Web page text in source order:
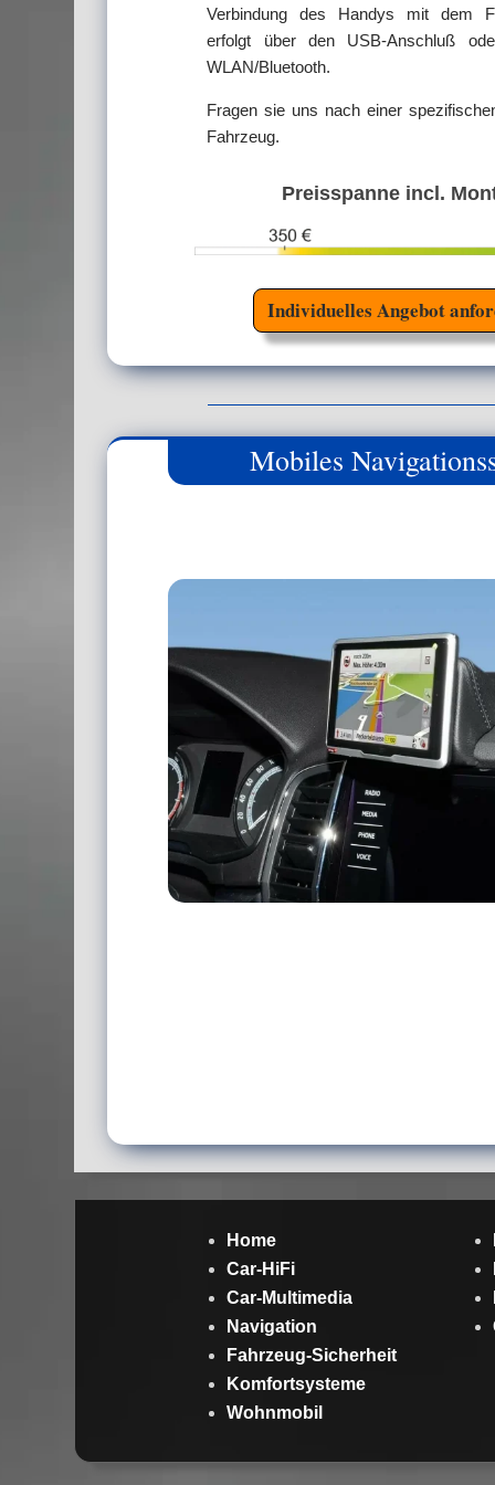
Verbindung des Handys mit dem
erfolgt über den USB-Anschluß
WLAN/Bluetooth.
Fragen sie uns nach einer
Fahrzeug.
Preisspanne incl.
Individuelles Angebot
Mobiles
Home
Car-HiFi
Car-Multimedia
Navigation
Fahrzeug-Sicherheit
Komfortsysteme
Wohnmobil